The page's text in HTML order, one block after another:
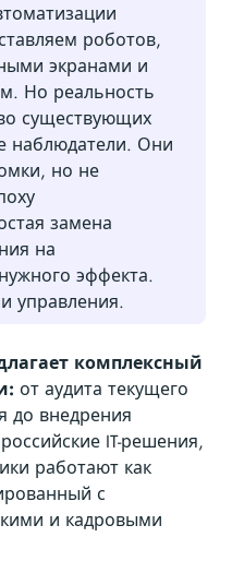
роботов,
экранами и
Но реальность
существующих
наблюдатели. Они
но не
замена
на
эффекта.
управления.
комплексный
от аудита текущего
до внедрения
IT-решения,
работают как
с
и кадровыми